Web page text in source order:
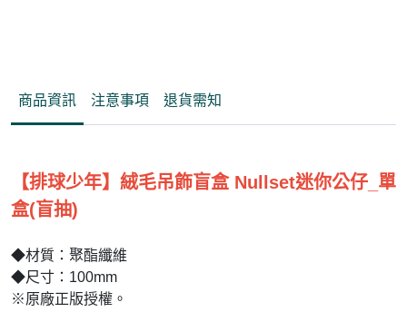
商品資訊 注意事項 退貨需知
【排球少年】絨毛吊飾盲盒 Nullset迷你公仔_單
盒(盲抽)
◆材質：聚酯纖維
◆尺寸：100mm
※原廠正版授權。